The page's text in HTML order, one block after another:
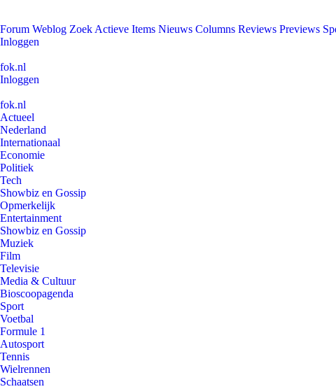
Forum Weblog Zoek Actieve Items Nieuws Columns Reviews Previews
Inloggen
fok.nl
Inloggen
fok.nl
Actueel
Nederland
Internationaal
Economie
Politiek
Tech
Showbiz en Gossip
Opmerkelijk
Entertainment
Showbiz en Gossip
Muziek
Film
Televisie
Media & Cultuur
Bioscoopagenda
Sport
Voetbal
Formule 1
Autosport
Tennis
Wielrennen
Schaatsen